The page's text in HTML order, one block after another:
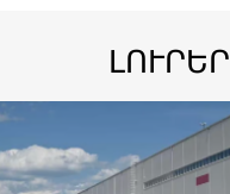
ԼՈՒՐԵՐ